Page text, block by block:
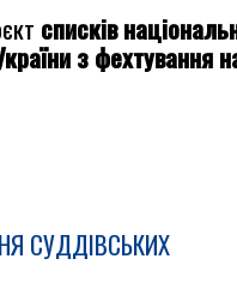
списків
з фехтування
СУДДІВСЬКИХ